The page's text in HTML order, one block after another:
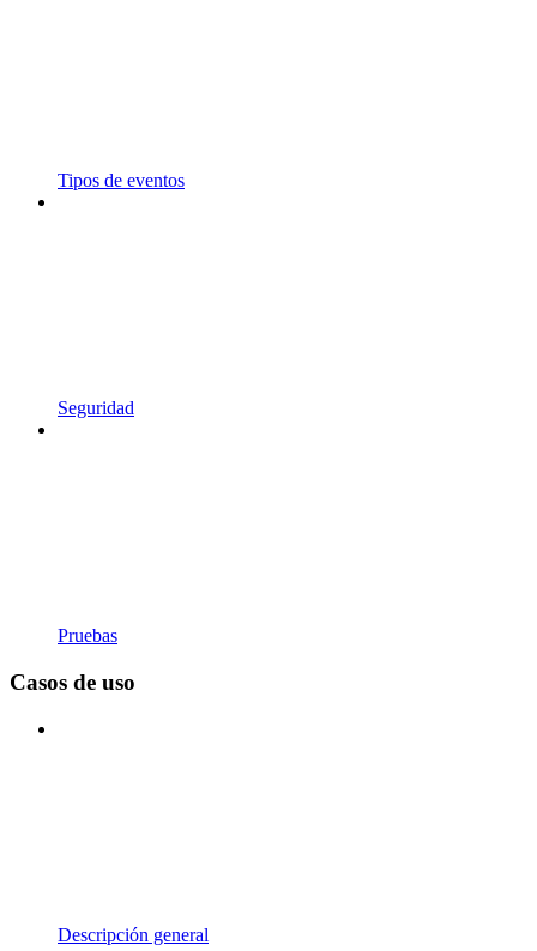
Tipos de eventos
Seguridad
Pruebas
Casos de uso
Descripción general